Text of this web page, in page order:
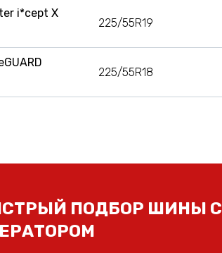
i*cept X
225/55R19
225/55R18
ПОДБОР ШИНЫ С